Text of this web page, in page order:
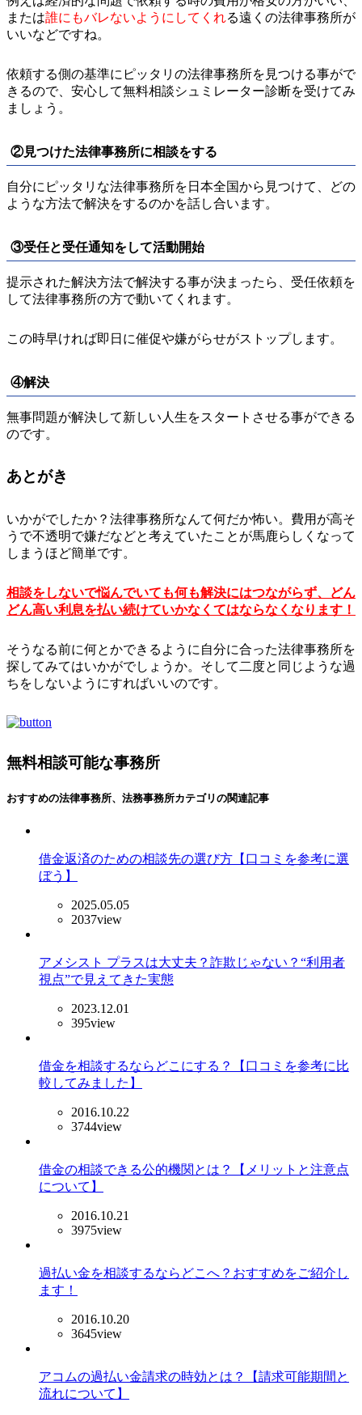
または誰にもバレないようにしてくれる遠くの法律事務所が
いいなどですね。
依頼する側の基準にピッタリの法律事務所を見つける事がで
きるので、安心して無料相談シュミレーター診断を受けてみ
ましょう。
②見つけた法律事務所に相談をする
自分にピッタリな法律事務所を日本全国から見つけて、どの
ような方法で解決をするのかを話し合います。
③受任と受任通知をして活動開始
提示された解決方法で解決する事が決まったら、受任依頼を
して法律事務所の方で動いてくれます。
この時早ければ即日に催促や嫌がらせがストップします。
④解決
無事問題が解決して新しい人生をスタートさせる事ができる
のです。
あとがき
いかがでしたか？法律事務所なんて何だか怖い。費用が高そ
うで不透明で嫌だなどと考えていたことが馬鹿らしくなって
しまうほど簡単です。
相談をしないで悩んでいても何も解決にはつながらず、どん
どん高い利息を払い続けていかなくてはならなくなります！
そうなる前に何とかできるように自分に合った法律事務所を
探してみてはいかがでしょうか。そして二度と同じような過
ちをしないようにすればいいのです。
無料相談可能な事務所
おすすめの法律事務所、法務事務所カテゴリの関連記事
借金返済のための相談先の選び方【口コミを参考に選
ぼう】
2025.05.05
2037view
アメシスト プラスは大丈夫？詐欺じゃない？“利用者
視点”で見えてきた実態
2023.12.01
395view
借金を相談するならどこにする？【口コミを参考に比
較してみました】
2016.10.22
3744view
借金の相談できる公的機関とは？【メリットと注意点
について】
2016.10.21
3975view
過払い金を相談するならどこへ？おすすめをご紹介し
ます！
2016.10.20
3645view
アコムの過払い金請求の時効とは？【請求可能期間と
流れについて】